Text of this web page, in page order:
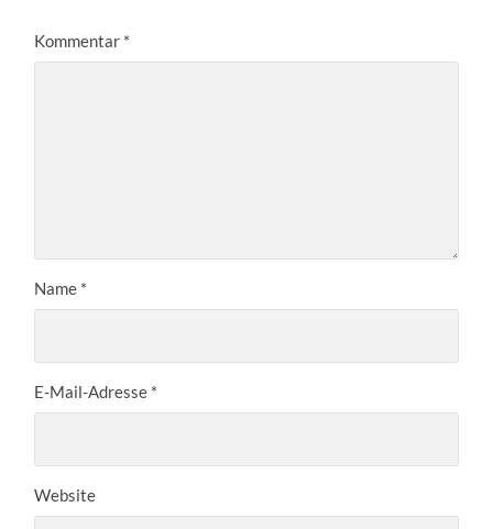
Kommentar *
Name *
E-Mail-Adresse *
Website